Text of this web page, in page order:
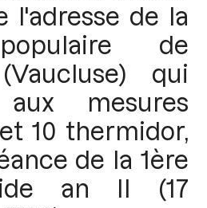
l'adresse de la
de
qui
mesures
10 thermidor,
de la 1ère
an II (17